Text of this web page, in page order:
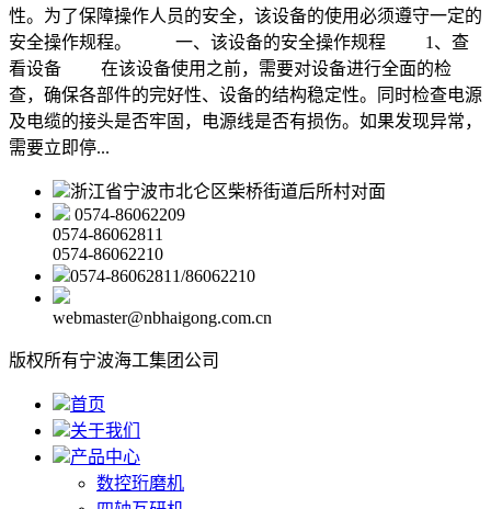
性。为了保障操作人员的安全，该设备的使用必须遵守一定的
安全操作规程。 一、该设备的安全操作规程 1、查
看设备 在该设备使用之前，需要对设备进行全面的检
查，确保各部件的完好性、设备的结构稳定性。同时检查电源
及电缆的接头是否牢固，电源线是否有损伤。如果发现异常，
需要立即停...
浙江省宁波市北仑区柴桥街道后所村对面
0574-86062209
0574-86062811
0574-86062210
0574-86062811/86062210
webmaster@nbhaigong.com.cn
版权所有宁波海工集团公司
首页
关于我们
产品中心
数控珩磨机